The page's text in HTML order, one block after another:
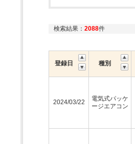
検索結果： 2088件
登録日 種別
2024/03/22
電気式パッケ
ージエアコン